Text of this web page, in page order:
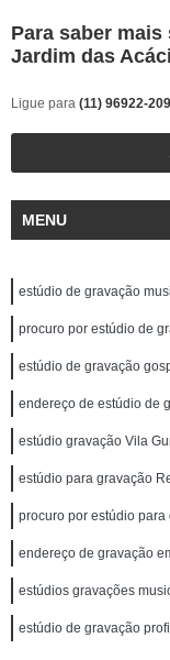
Para saber
Jardim das
Ligue para (11) 96922-
MENU
estúdio de gravação
procuro por estúdio de
estúdio de gravação
endereço de estúdio de
estúdio gravação Vila
estúdio para gravação
procuro por estúdio para
endereço de gravação
estúdios gravações
estúdio de gravação